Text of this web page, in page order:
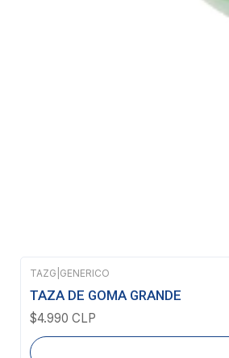
Agotado
TAZG GENERICO
TAZA DE GOMA GRANDE
$4.990 CLP